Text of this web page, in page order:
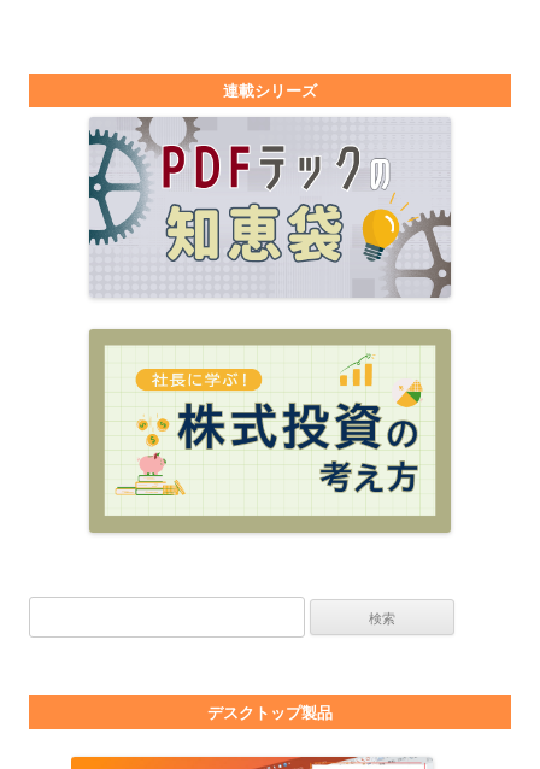
連載シリーズ
デスクトップ製品